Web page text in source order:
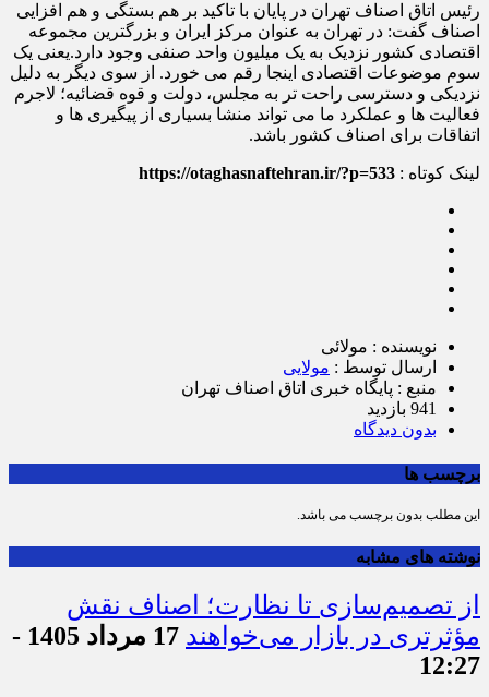
رئیس اتاق اصناف تهران در پایان با تاکید بر هم بستگی و هم افزایی
اصناف گفت: در تهران به عنوان مرکز ایران و بزرگترین مجموعه
اقتصادی کشور نزدیک به یک میلیون واحد صنفی وجود دارد.یعنی یک
سوم موضوعات اقتصادی اینجا رقم می خورد. از سوی دیگر به دلیل
نزدیکی و دسترسی راحت تر به مجلس، دولت و قوه قضائیه؛ لاجرم
فعالیت ها و عملکرد ما می تواند منشا بسیاری از پیگیری ها و
اتفاقات برای اصناف کشور باشد.
لینک کوتاه : https://otaghasnaftehran.ir/?p=533
نویسنده : مولائی
ارسال توسط : مولایی
منبع : پایگاه خبری اتاق اصناف تهران
941 بازدید
بدون دیدگاه
برچسب ها
این مطلب بدون برچسب می باشد.
نوشته های مشابه
از تصمیم‌سازی تا نظارت؛ اصناف نقش
مؤثرتری در بازار می‌خواهند
17 مرداد 1405 -
12:27